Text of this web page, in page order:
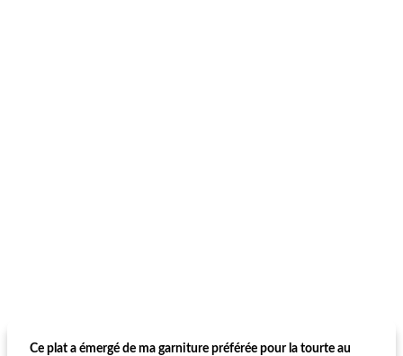
Ce plat a émergé de ma garniture préférée pour la tourte au